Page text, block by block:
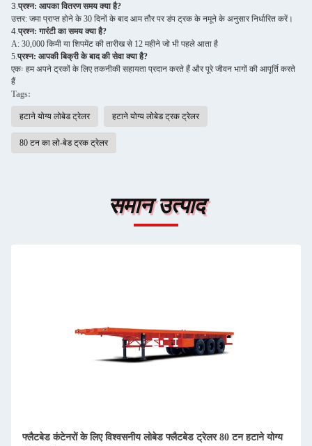
3. प्रश्न: आपका वितरण समय क्या है?
उत्तर: जमा प्राप्त होने के 30 दिनों के बाद आम तौर पर डंप ट्रक के नमूने के अनुसार निर्धारित करें।
4. प्रश्न: गारंटी का समय क्या है?
A: 30,000 किमी या शिपमेंट की तारीख से 12 महीने जो भी पहले आता है
5. प्रश्न: आपकी बिक्री के बाद की सेवा क्या है?
एकः हम अपने ट्रकों के लिए तकनीकी सहायता प्रदान करते हैं और पूरे जीवन भागों की आपूर्ति करते
हैं
Tags:
हटाने योग्य लोबेड ट्रेलर हटाने योग्य लोबेड ट्रक ट्रेलर
80 टन का लो-बेड ट्रक ट्रेलर
समान उत्पाद
फ्लैटबेड कंटेनरों के लिए विश्वसनीय लोबेड फ्लैटबेड ट्रेलर 80 टन हटाने योग्य